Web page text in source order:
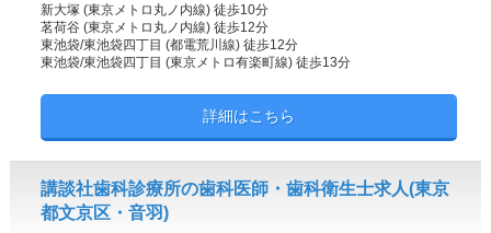
新大塚 (東京メトロ丸ノ内線) 徒歩10分
茗荷谷 (東京メトロ丸ノ内線) 徒歩12分
東池袋/東池袋四丁目 (都電荒川線) 徒歩12分
東池袋/東池袋四丁目 (東京メトロ有楽町線) 徒歩13分
詳細はこちら
講談社歯科診療所の歯科医師・歯科衛生士求人(東京
都文京区・音羽)